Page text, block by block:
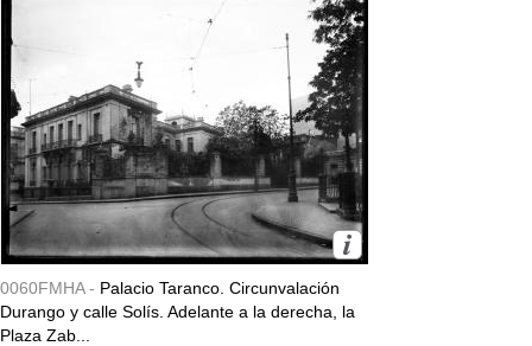
0060FMHA - Palacio Taranco. Circunvalación
Durango y calle Solís. Adelante a la derecha, la
Plaza Zab...